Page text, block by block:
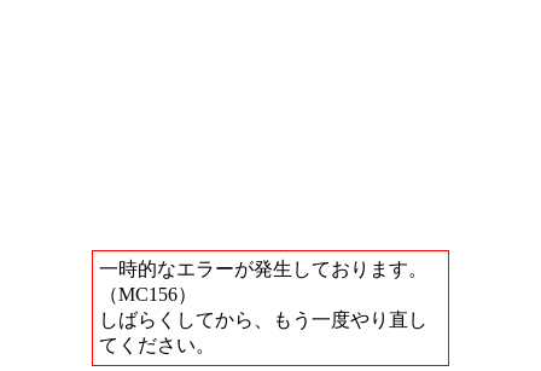
一時的なエラーが発生しております。
（MC156）
しばらくしてから、もう一度やり直し
てください。